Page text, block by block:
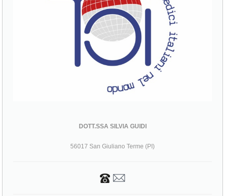
DOTT.SSA SILVIA GUIDI
56017 San Giuliano Terme (PI)